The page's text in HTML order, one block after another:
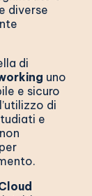
diverse
di
uno
e sicuro
di
e